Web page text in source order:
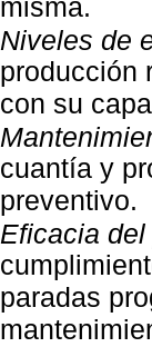
misma.
Niveles de
producción
con su
cuantía y
preventivo.
Eficacia
paradas